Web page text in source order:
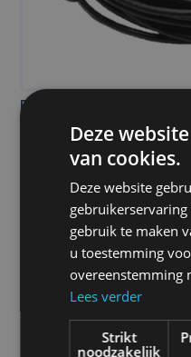
Camos Y-kabel
Te bestellen in
30,00
Alle vermelde prijzen
Deze
van cookies.
Deze website
gebruik te maken
u toestemming
overeenstemming
Lees verder
Strikt
noodzakelijk